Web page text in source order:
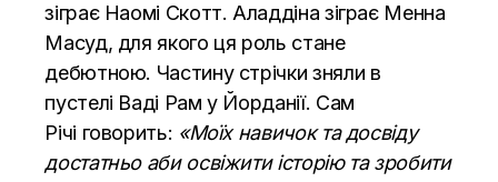
зіграє Наомі Скотт. Аладдіна зіграє Менна
Масуд, для якого ця роль стане
дебютною. Частину стрічки зняли в
пустелі Ваді Рам у Йорданії. Сам
Річі говорить: «Моїх навичок та досвіду
достатньо аби освіжити історію та зробити